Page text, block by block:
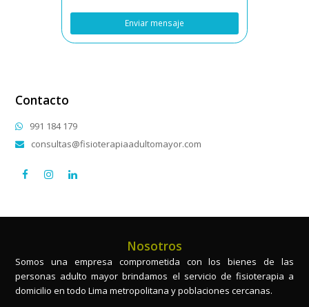
Contacto
991 184 179
consultas@fisioterapiaadultomayor.com
facebookinstagram
Nosotros
Somos una empresa comprometida con los bienes de las
personas adulto mayor brindamos el servicio de fisioterapia a
domicilio en todo Lima metropolitana y poblaciones cercanas.